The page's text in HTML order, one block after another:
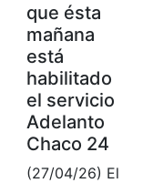
que ésta
mañana
está
habilitado
el servicio
Adelanto
Chaco 24
(27/04/26) El